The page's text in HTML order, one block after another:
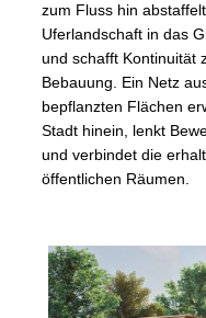
zum Fluss hin
Uferlandschaft in das
und schafft Kontinuität
Bebauung. Ein Netz
bepflanzten Flächen
Stadt hinein, lenkt
und verbindet die
öffentlichen Räumen.